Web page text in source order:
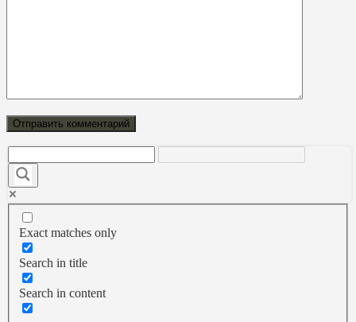
Exact matches only
Search in title
Search in content